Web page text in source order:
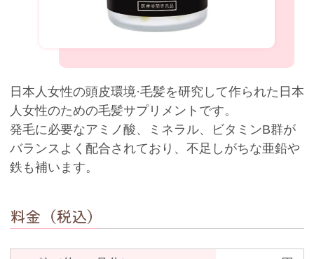
日本人女性の頭皮環境·毛髪を研究して作られた日本
人女性のための毛髪サプリメントです。
発毛に必要なアミノ酸、ミネラル、ビタミンB群が
バランスよく配合されており、不足しがちな亜鉛や
鉄も補います。
料金（税込）